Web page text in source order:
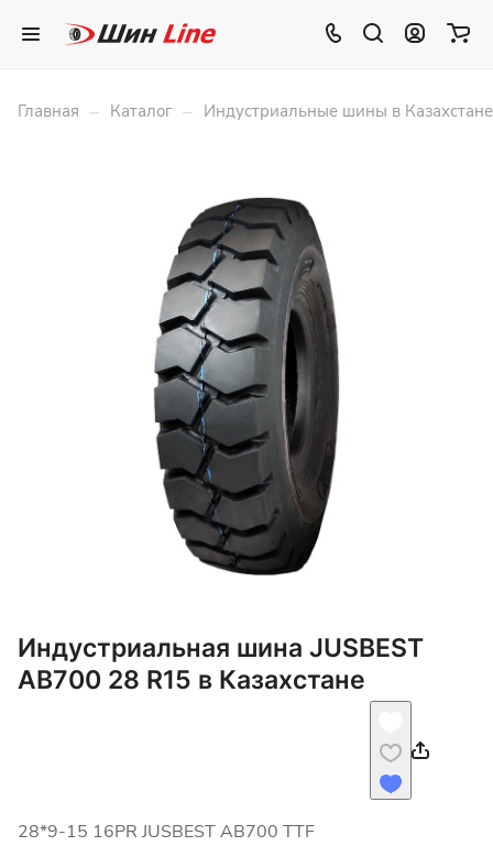
Главная – Каталог – Индустриальные шины в Казахстане
Индустриальная шина JUSBEST
AB700 28 R15 в Казахстане
28*9-15 16PR JUSBEST AB700 TTF